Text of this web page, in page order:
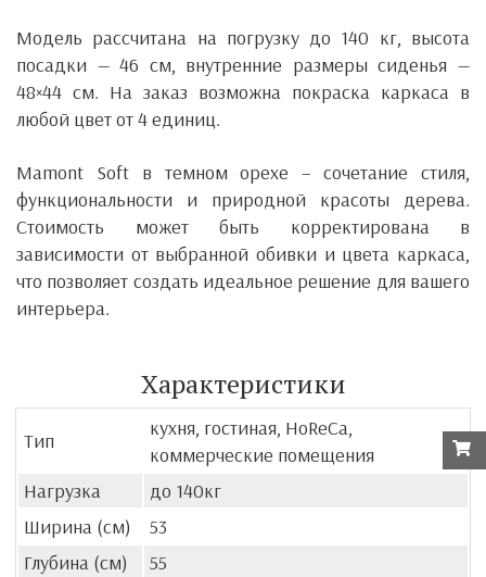
Модель рассчитана на погрузку до 140 кг, высота
посадки — 46 см, внутренние размеры сиденья —
48×44 см. На заказ возможна покраска каркаса в
любой цвет от 4 единиц.
Mamont Soft в темном орехе – сочетание стиля,
функциональности и природной красоты дерева.
Стоимость может быть корректирована в
зависимости от выбранной обивки и цвета каркаса,
что позволяет создать идеальное решение для вашего
интерьера.
Характеристики
Тип
кухня, гостиная, HoReCa,
коммерческие помещения
Нагрузка
до 140кг
Ширина (см)
53
Глубина (см)
55